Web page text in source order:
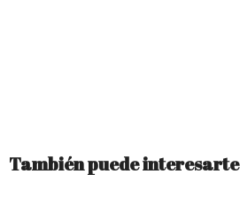
También puede interesarte